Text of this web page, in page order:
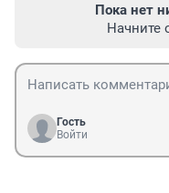
Пока нет
Начните
Гость
Войти